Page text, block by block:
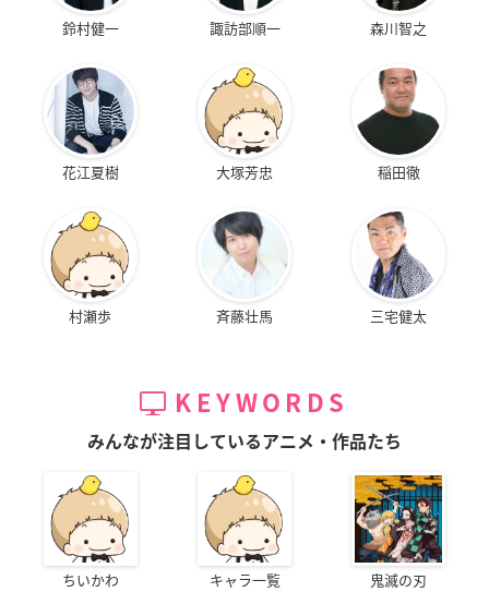
鈴村健一 諏訪部順一 森川智之
花江夏樹 大塚芳忠 稲田徹
村瀬歩 斉藤壮馬 三宅健太
KEYWORDS
みんなが注目しているアニメ・作品たち
ちいかわ キャラ一覧 鬼滅の刃